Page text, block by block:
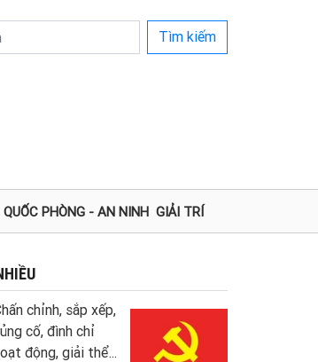
Tìm kiếm
QUỐC PHÒNG - AN NINH GIẢI TRÍ
chỉnh, sắp xếp,
cố, đình chỉ
động, giải thể...